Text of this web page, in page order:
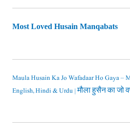
Most Loved Husain Manqabats
Maula Husain Ka Jo Wafadaar Ho Gaya –
English, Hindi & Urdu | मौला हुसैन का जो